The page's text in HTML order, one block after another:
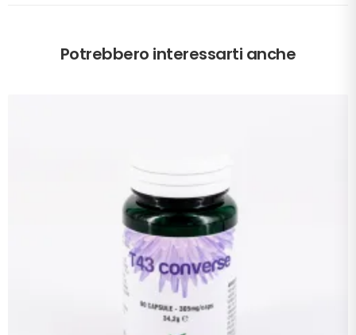
Potrebbero interessarti anche